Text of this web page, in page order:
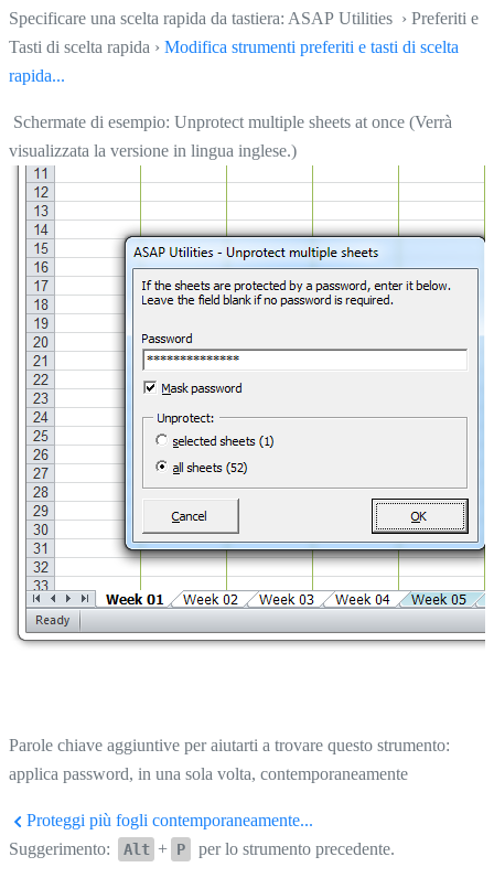
Specificare una scelta rapida da tastiera: ASAP Utilities › Preferiti e
Tasti di scelta rapida › Modifica strumenti preferiti e tasti di scelta
rapida...
Schermate di esempio: Unprotect multiple sheets at once (Verrà
visualizzata la versione in lingua inglese.)
Parole chiave aggiuntive per aiutarti a trovare questo strumento:
applica password, in una sola volta, contemporaneamente
Proteggi più fogli contemporaneamente...
Suggerimento:
Alt + P per lo strumento precedente.